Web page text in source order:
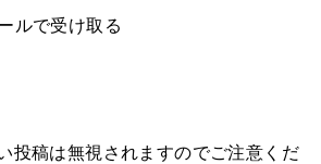
ルで受け取る
投稿は無視されますのでご注意くだ